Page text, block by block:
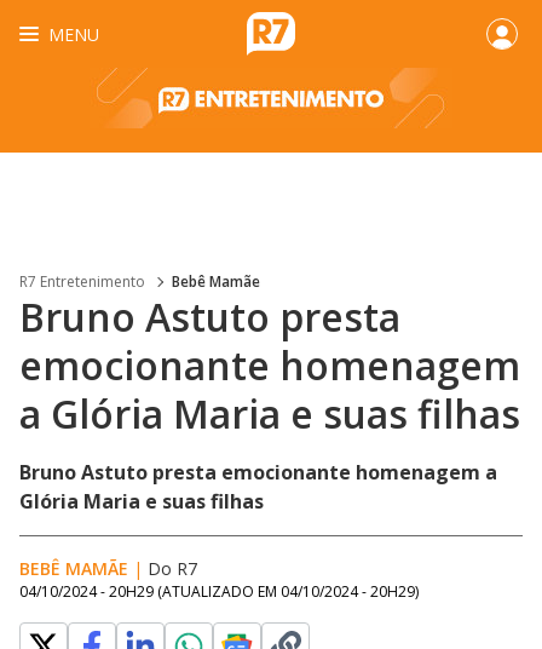
MENU
R7 Entretenimento Bebê Mamãe
Bruno Astuto presta
emocionante homenagem
a Glória Maria e suas filhas
Bruno Astuto presta emocionante homenagem a
Glória Maria e suas filhas
BEBÊ MAMÃE | Do R7
04/10/2024 - 20H29 (ATUALIZADO EM 04/10/2024 - 20H29)